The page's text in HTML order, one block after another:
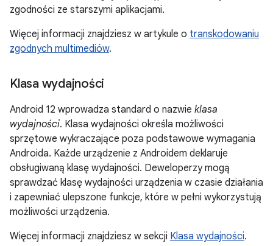
zgodności ze starszymi aplikacjami.
Więcej informacji znajdziesz w artykule o transkodowaniu
zgodnych multimediów.
Klasa wydajności
Android 12 wprowadza standard o nazwie klasa
wydajności. Klasa wydajności określa możliwości
sprzętowe wykraczające poza podstawowe wymagania
Androida. Każde urządzenie z Androidem deklaruje
obsługiwaną klasę wydajności. Deweloperzy mogą
sprawdzać klasę wydajności urządzenia w czasie działania
i zapewniać ulepszone funkcje, które w pełni wykorzystują
możliwości urządzenia.
Więcej informacji znajdziesz w sekcji Klasa wydajności.